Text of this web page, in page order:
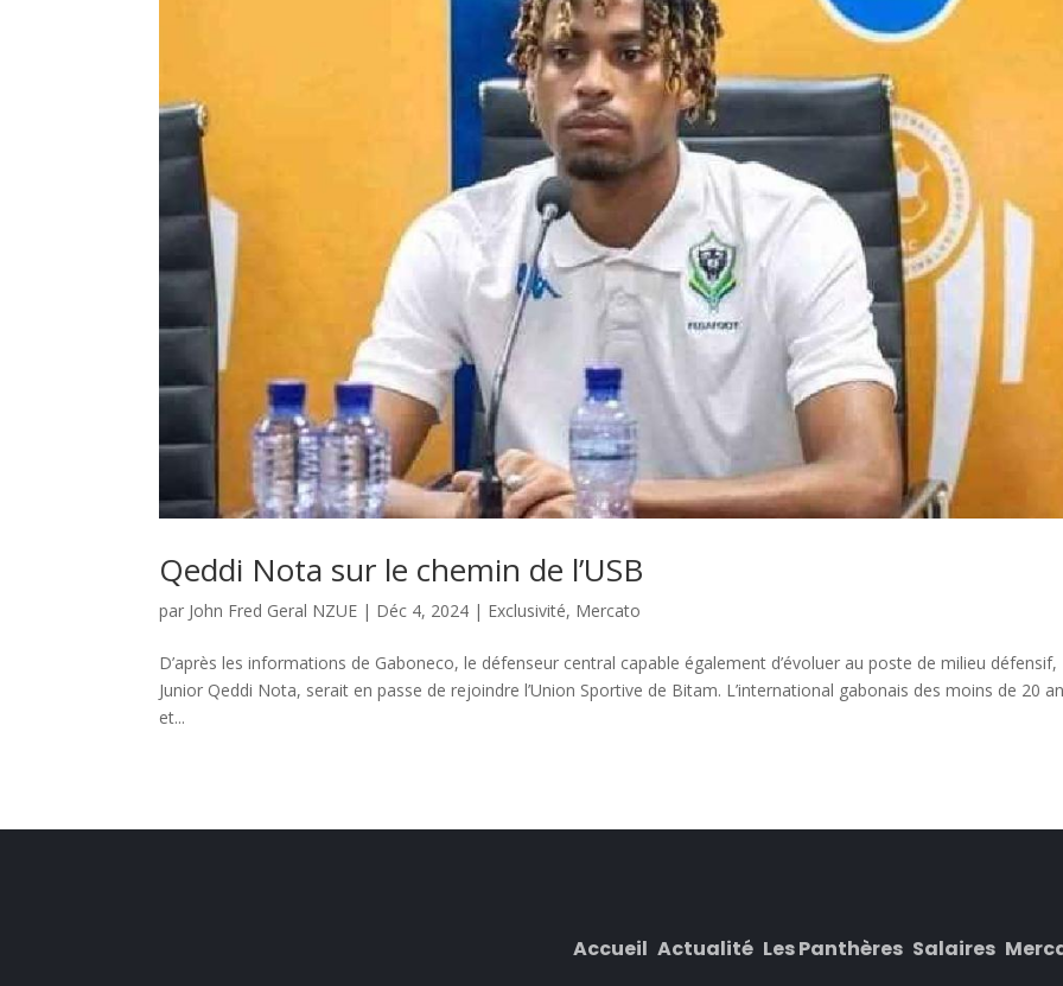
Qeddi Nota sur le chemin de l’USB
par John Fred Geral NZUE | Déc 4, 2024 | Exclusivité, Mercato
D’après les informations de Gaboneco, le défenseur central capable également d’évoluer au poste de milieu défensif,
Junior Qeddi Nota, serait en passe de rejoindre l’Union Sportive de Bitam. L’international gabonais des moins de 20
et...
Accueil Actualité Les Panthères Salaires